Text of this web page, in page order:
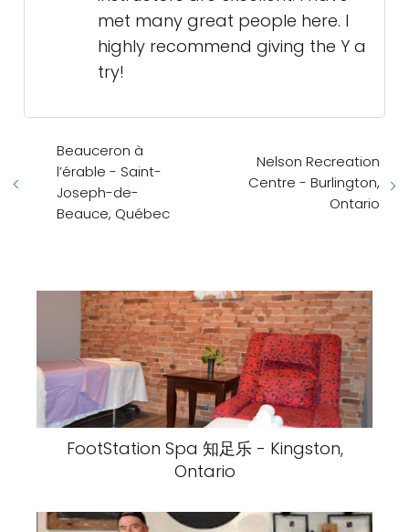
met many great people here. I
highly recommend giving the Y a
try!
Beauceron à
l’érable - Saint-
Joseph-de-
Beauce, Québec
Nelson Recreation
Centre - Burlington,
Ontario
FootStation Spa 知足乐 - Kingston,
Ontario